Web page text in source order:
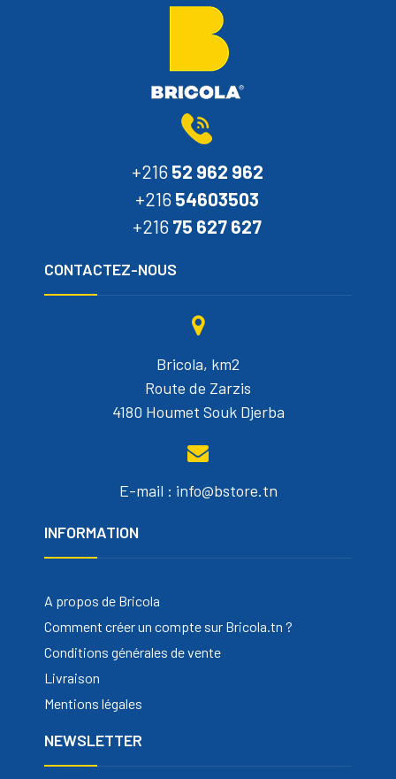
+216 52 962 962
+216 54603503
+216 75 627 627
CONTACTEZ-NOUS
Bricola, km2
Route de Zarzis
4180 Houmet Souk Djerba
E-mail : info@bstore.tn
INFORMATION
A propos de Bricola
Comment créer un compte sur Bricola.tn ?
Conditions générales de vente
Livraison
Mentions légales
NEWSLETTER